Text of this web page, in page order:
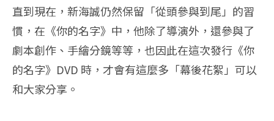
直到現在，新海誠仍然保留「從頭參與到尾」的習
慣，在《你的名字》中，他除了導演外，還參與了
劇本創作、手繪分鏡等等，也因此在這次發行《你
的名字》DVD 時，才會有這麼多「幕後花絮」可以
和大家分享。